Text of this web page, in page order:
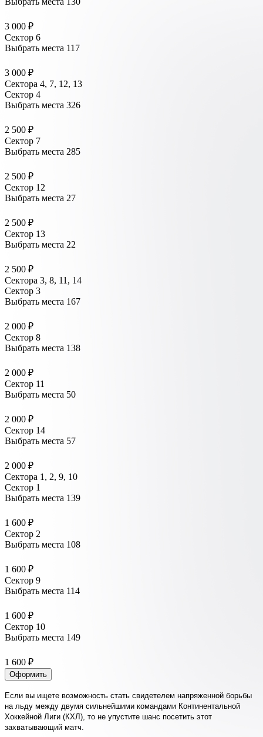
3 000 ₽
Сектор 6
Выбрать места 117
3 000 ₽
Сектора 4, 7, 12, 13
Сектор 4
Выбрать места 326
2 500 ₽
Сектор 7
Выбрать места 285
2 500 ₽
Сектор 12
Выбрать места 27
2 500 ₽
Сектор 13
Выбрать места 22
2 500 ₽
Сектора 3, 8, 11, 14
Сектор 3
Выбрать места 167
2 000 ₽
Сектор 8
Выбрать места 138
2 000 ₽
Сектор 11
Выбрать места 50
2 000 ₽
Сектор 14
Выбрать места 57
2 000 ₽
Сектора 1, 2, 9, 10
Сектор 1
Выбрать места 139
1 600 ₽
Сектор 2
Выбрать места 108
1 600 ₽
Сектор 9
Выбрать места 114
1 600 ₽
Сектор 10
Выбрать места 149
1 600 ₽
Оформить
Если вы ищете возможность стать свидетелем напряженной борьбы
на льду между двумя сильнейшими командами Континентальной
Хоккейной Лиги (КХЛ), то не упустите шанс посетить этот
захватывающий матч.